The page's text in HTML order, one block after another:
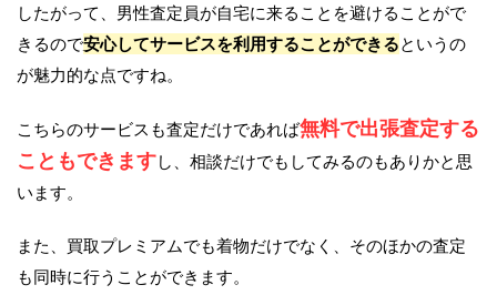
したがって、男性査定員が自宅に来ることを避けることがで
きるので安心してサービスを利用することができるというの
が魅力的な点ですね。
こちらのサービスも査定だけであれば無料で出張査定する
こともできますし、相談だけでもしてみるのもありかと思
います。
また、買取プレミアムでも着物だけでなく、そのほかの査定
も同時に行うことができます。